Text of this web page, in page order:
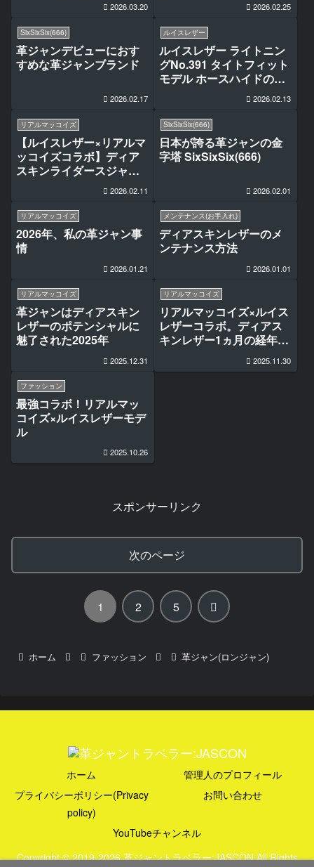
2026.03.20 2026.02.25
SixSixSix(666)
革ジャンデビューにおす
すめな革ジャンブランド
2026.02.17
ルイスレザー
ルイスレザー ライトニン
グNo.391 タイトフィット
モデル ホースハイドのサ
2026.02.13
リアルマッコイズ
【ルイスレザー×リアルマ
ッコイズコラボ】ディア
スキンライダースジャケ
2026.02.11
SixSixSix(666)
日本が誇る革ジャンの金
字塔 SixSixSix(666)
2026.02.01
リアルマッコイズ
2026年、私の革ジャン事
情
2026.01.21
メンテナンス(お手入れ)
ディアスキンレザーのメ
ンテナンス方法
2026.01.01
リアルマッコイズ
革ジャンはディアスキン
レザーのポテンシャルに
魅了された2025年
2025.12.31
リアルマッコイズ
リアルマッコイズ×ルイス
レザーコラボ。ディアス
キンレザー1ヵ月の経年変
2025.11.30
ファッション
最強コラボ！リアルマッ
コイズ×ルイスレザーモデ
ル
2025.10.26
スポンサーリンク
次のページ
1 2 5
次
ホーム ファッション 革ジャン(ロンジャン)
ホーム
管理人のプロフィール
プライバシーポリシー(Privacy
policy)
お問い合わせ
YouTubeチャンネル
Copyright © 2019-2026 革ジャントラベラー:JASCON All Rights